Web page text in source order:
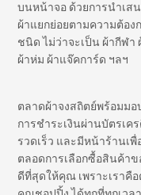
บนหน้าจอ ด้วยการนำเส
ผ้าแยกย่อยตามความต้อง
ชนิด ไม่ว่าจะเป็น ผ้ากีฬา
ผ้าห่ม ผ้าแจ๊คการ์ด ฯลฯ
ตลาดผ้าจงสถิตย์พร้อมมอ
การชำระเงินผ่านบัตรเค
รวดเร็ว และมีหน้าร้านเ
ตลอดการเลือกซื้อสินค้าข
ดีที่สุดให้คุณ เพราะเราคื